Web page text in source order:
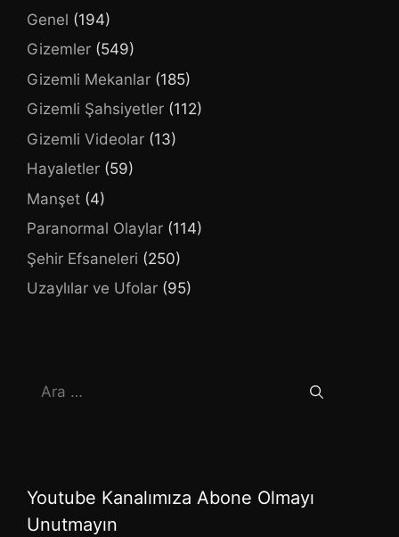
Genel (194)
Gizemler (549)
Gizemli Mekanlar (185)
Gizemli Şahsiyetler (112)
Gizemli Videolar (13)
Hayaletler (59)
Manşet (4)
Paranormal Olaylar (114)
Şehir Efsaneleri (250)
Uzaylılar ve Ufolar (95)
için
Youtube Kanalımıza Abone Olmayı
Unutmayın